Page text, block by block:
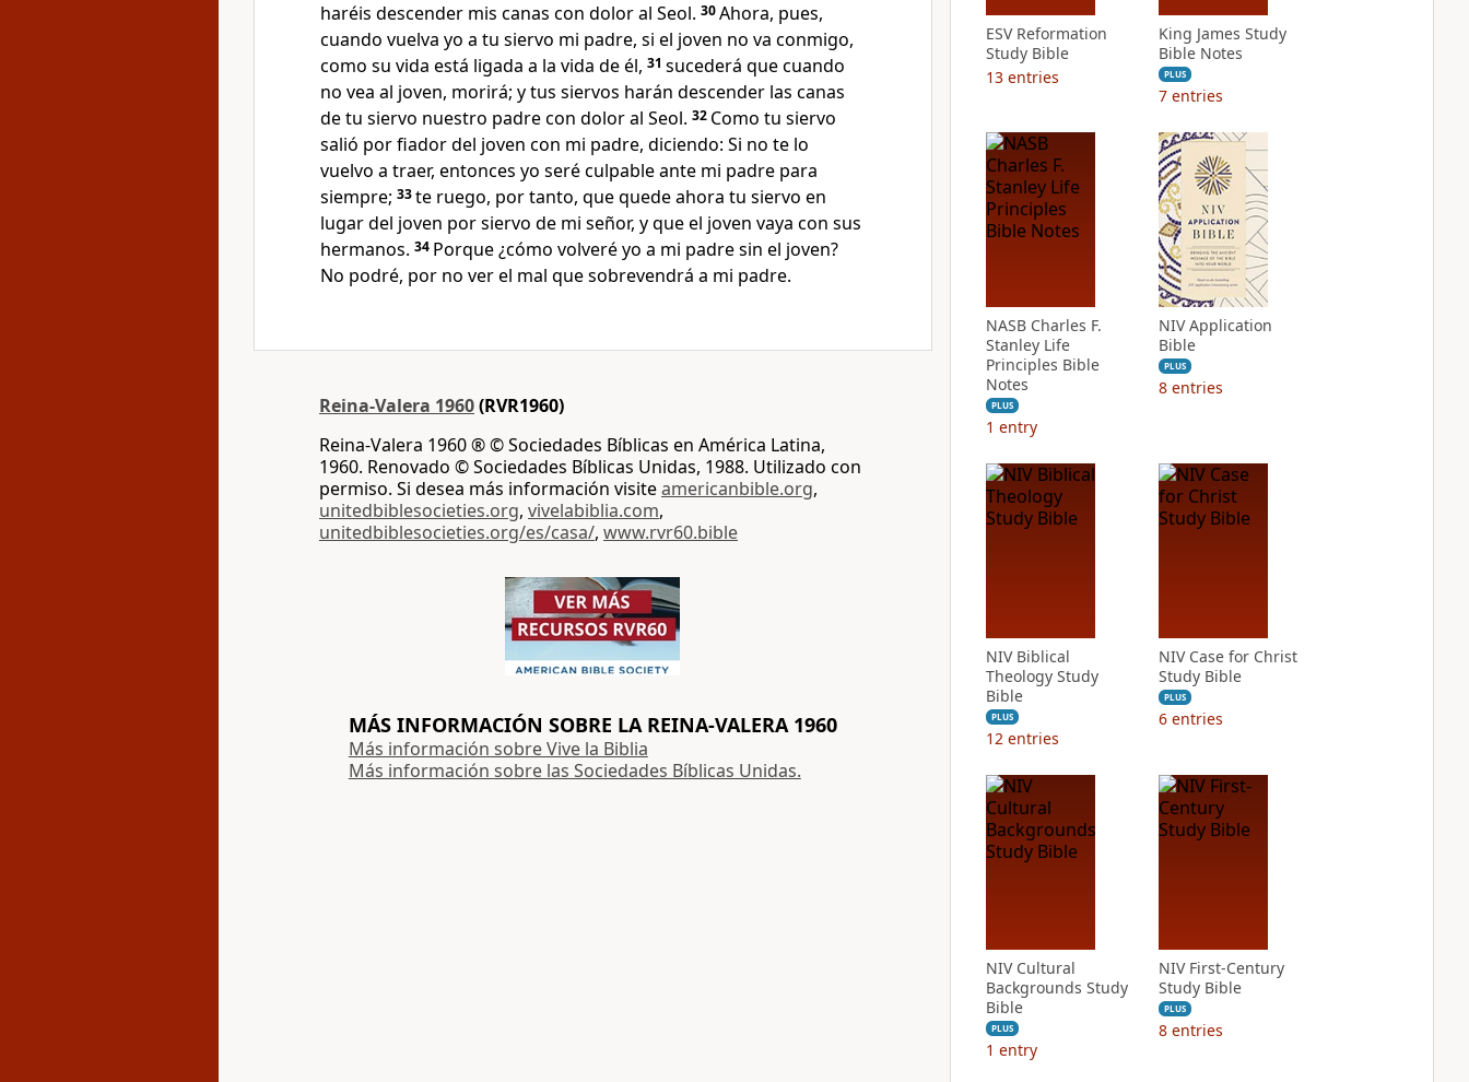
haréis descender mis canas con dolor al Seol. 30Ahora, pues,
cuando vuelva yo a tu siervo mi padre, si el joven no va conmigo,
como su vida está ligada a la vida de él, 31 sucederá que cuando
no vea al joven, morirá; y tus siervos harán descender las canas
de tu siervo nuestro padre con dolor al Seol. 32 Como tu siervo
salió por fiador del joven con mi padre, diciendo: Si no te lo
vuelvo a traer, entonces yo seré culpable ante mi padre para
siempre; 33te ruego, por tanto, que quede ahora tu siervo en
lugar del joven por siervo de mi señor, y que el joven vaya con sus
hermanos. 34 Porque ¿cómo volveré yo a mi padre sin el joven?
No podré, por no ver el mal que sobrevendrá a mi padre.
Reina-Valera 1960(RVR1960)
Reina-Valera 1960 ® © Sociedades Bíblicas en América Latina,
1960. Renovado © Sociedades Bíblicas Unidas, 1988. Utilizado con
permiso. Si desea más información visiteamericanbible.org,
unitedbiblesocieties.org, vivelabiblia.com,
unitedbiblesocieties.org/es/casa/, www.rvr60.bible
MÁS INFORMACIÓN SOBRE LA REINA-VALERA 1960
Más información sobre Vive la Biblia
Más información sobre las Sociedades Bíblicas Unidas.
ESV Reformation
Study Bible
13 entries
King James Study
Bible Notes
PLUS
7 entries
NASB Charles F.
Stanley Life
Principles Bible
Notes
PLUS
1 entry
NIV Application
Bible
PLUS
8 entries
NIV Biblical
Theology Study
Bible
PLUS
12 entries
NIV Case for Christ
Study Bible
PLUS
6 entries
NIV Cultural
Backgrounds Study
Bible
PLUS
1 entry
NIV First-Century
Study Bible
PLUS
8 entries